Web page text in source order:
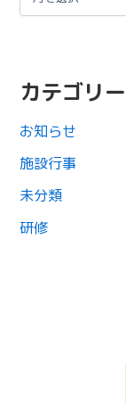
カテゴリー
お知らせ
施設行事
未分類
研修